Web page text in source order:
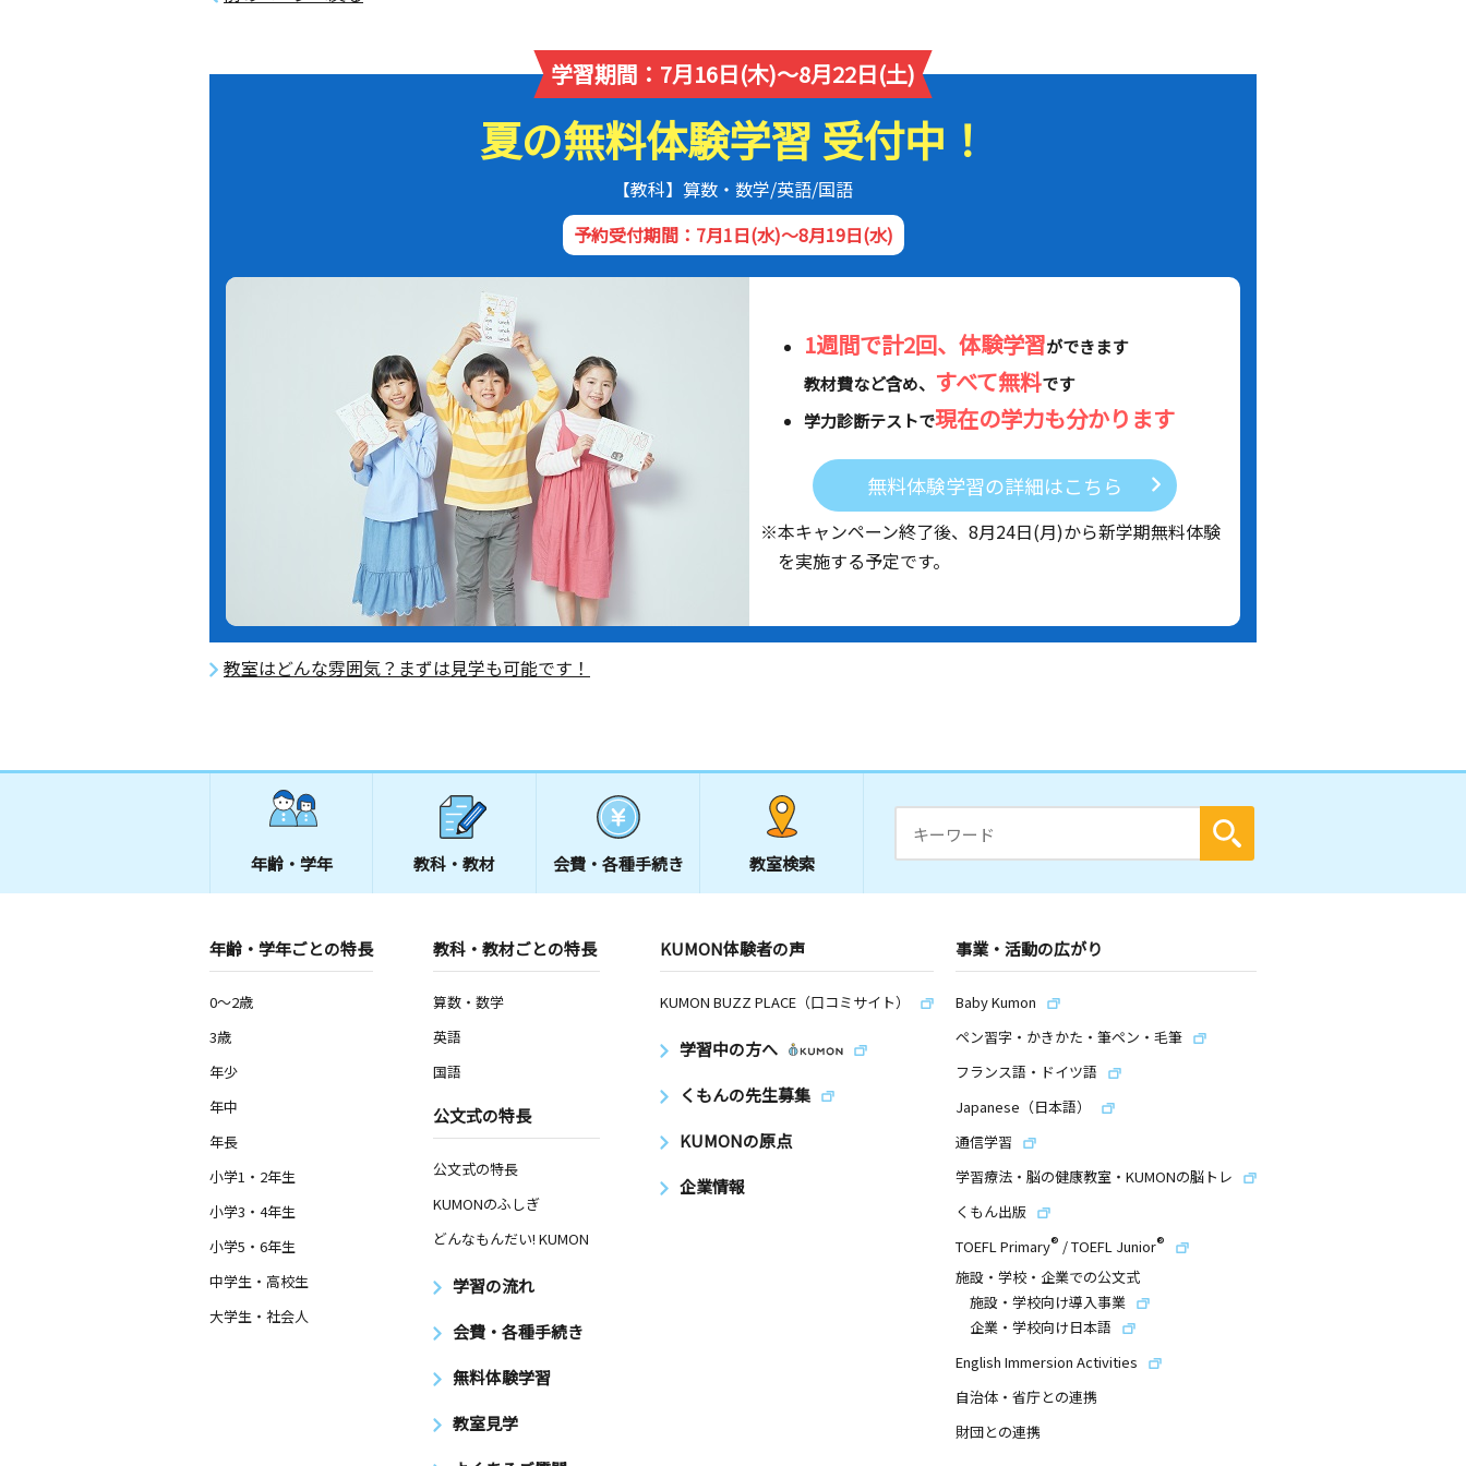
学習期間：7月16日(木)～8月22日(土)
夏の無料体験学習 受付中！
【教科】算数・数学/英語/国語
予約受付期間：7月1日(水)～8月19日(水)
1週間で計2回、体験学習ができます
教材費など含め、 すべて無料です
学力診断テストで現在の学力も分かります
無料体験学習の詳細はこちら
※本キャンペーン終了後、 8月24日(月)から新学期無料体験
を実施する予定です。
教室はどんな雰囲気？まずは見学も可能です！
年齢・学年 教科・教材 会費・ 各種手続き 教室検索
年齢・学年ごとの特長
0～2歳
3歳
年少
年中
年長
小学1・2年生
小学3・4年生
小学5・6年生
中学生・高校生
大学生・社会人
教科・教材ごとの特長
算数・数学
英語
国語
公文式の特長
公文式の特長
KUMONのふしぎ
どんなもんだい! KUMON
学習の流れ
会費・各種手続き
無料体験学習
教室見学
KUMON体験者の声
KUMON BUZZ PLACE（口コミサイト）
学習中の方へ
くもんの先生募集
KUMONの原点
企業情報
事業・活動の広がり
Baby Kumon
ペン習字・かきかた・筆ペン・毛筆
フランス語・ドイツ語
Japanese（日本語）
通信学習
学習療法・脳の健康教室・KUMONの脳トレ
くもん出版
TOEFL Primary® /TOEFL Junior®
施設・学校・企業での公文式
施設・学校向け導入事業
企業・学校向け日本語
English Immersion Activities
自治体・省庁との連携
財団との連携